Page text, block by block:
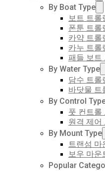
By Boat Type
보트 트롤
폰툰 트롤
카약 트롤
카누 트롤
패들 보트
By Water Type
담수 트롤
바닷물 트
By Control
풋 컨트롤
원격 제어
By Mount Type
트랜섬 마
보우 마운
Popular